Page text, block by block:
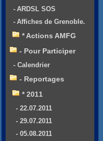
- ARDSL SOS
- Affiches de Grenoble.
* Actions AMFG
- Pour Participer
- Calendrier
- Reportages
* 2011
- 22.07.2011
- 29.07.2011
- 05.08.2011